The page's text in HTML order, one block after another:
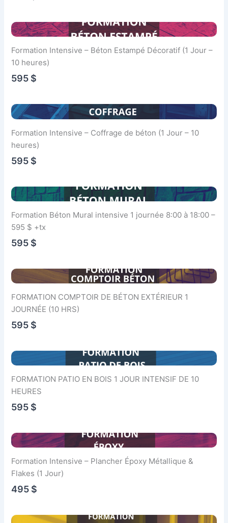
Formation Intensive – Béton Estampé Décoratif (1 Jour –
10 heures)
595 $
Formation Intensive – Coffrage de béton (1 Jour – 10
heures)
595 $
Formation Béton Mural intensive 1 journée 8:00 à 18:00 –
595 $ +tx
595 $
FORMATION COMPTOIR DE BÉTON EXTÉRIEUR 1
JOURNÉE (10 HRS)
595 $
FORMATION PATIO EN BOIS 1 JOUR INTENSIF DE 10
HEURES
595 $
Formation Intensive – Plancher Époxy Métallique &
Flakes (1 Jour)
495 $